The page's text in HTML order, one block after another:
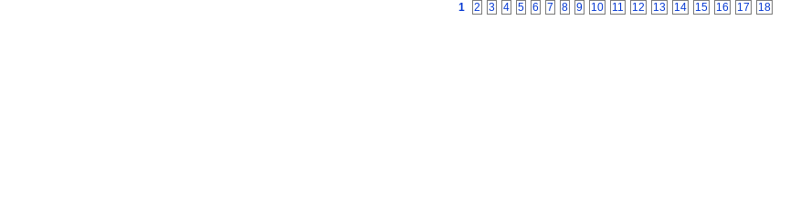
1
2 3 4 5 6 7 8 9 10 11 12 13 14 15 16 17 18